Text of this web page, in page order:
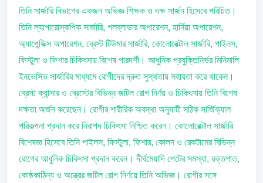
তিনি সার্জারি বিভাগের একজন অভিজ্ঞ শিক্ষক ও দক্ষ সার্জন হিসেবে পরিচিত।
তিনি ল্যাপারোস্কপিক সার্জারি, গলব্লাডার অপারেশন, হার্নিয়া অপারেশন,
অ্যাপেন্ডিক্স অপারেশন, ব্রেস্ট টিউমার সার্জারি, কোলোরেক্টাল সার্জারি, পাইলস,
ফিস্টুলা ও ফিশার চিকিৎসায় বিশেষ পারদর্শী। আধুনিক প্রযুক্তিনির্ভর মিনিমালি
ইনভেসিভ সার্জারির মাধ্যমে রোগীদের দ্রুত সুস্থতায় সহায়তা করে থাকেন।
ব্রেস্ট ক্যান্সার ও ব্রেস্টের বিভিন্ন জটিল রোগ নির্ণয় ও চিকিৎসায় তিনি বিশেষ
দক্ষতা অর্জন করেছেন। রোগীর শারীরিক অবস্থা অনুযায়ী সঠিক সার্জিক্যাল
পরিকল্পনা প্রদান করে নিরাপদ চিকিৎসা নিশ্চিত করেন। কোলোরেক্টাল সার্জারি
বিশেষজ্ঞ হিসেবে তিনি পাইলস, ফিস্টুলা, ফিশার, কোলন ও রেকটামের বিভিন্ন
রোগের আধুনিক চিকিৎসা প্রদান করেন। দীর্ঘমেয়াদি পেটের সমস্যা, রক্তপাত,
কোষ্ঠকাঠিন্য ও অন্ত্রের জটিল রোগ নির্ণয়ে তিনি অভিজ্ঞ। রোগীর সঙ্গে